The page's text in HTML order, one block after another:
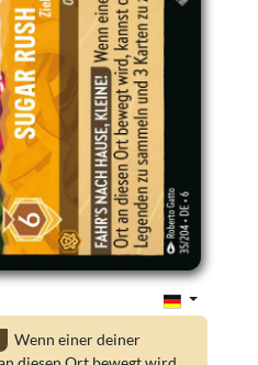
Wenn einer deiner